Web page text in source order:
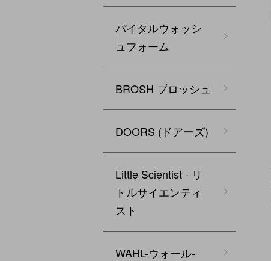
バイタルウォッシ
ュフォーム
BROSH ブロッシュ
DOORS (ドアーズ)
Little Scientist - リ
トルサイエンティ
スト
WAHL-ウォール-